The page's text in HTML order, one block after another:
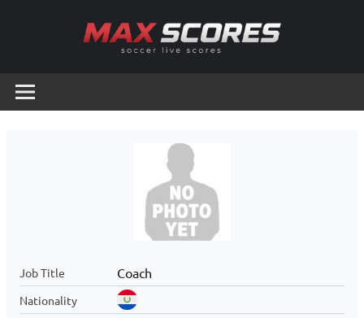
Scores
Live
Job Title Coach
Nationality